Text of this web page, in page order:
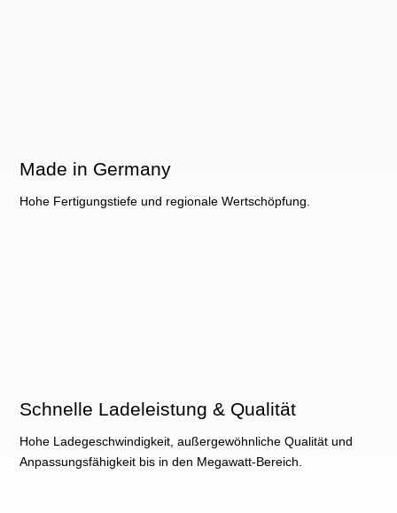
Made in Germany
Hohe Fertigungstiefe und regionale Wertschöpfung.
Schnelle Ladeleistung & Qualität
Hohe Ladegeschwindigkeit, außergewöhnliche Qualität und
Anpassungsfähigkeit bis in den Megawatt-Bereich.